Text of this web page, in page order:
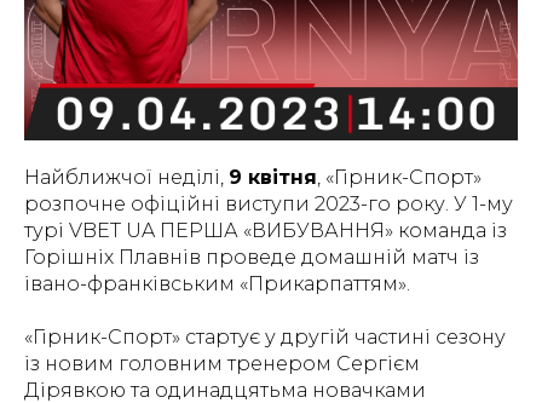
Найближчої неділі, 9 квітня, «Гірник-Спорт»
розпочне офіційні виступи 2023-го року. У 1-му
турі VBET UA ПЕРША «ВИБУВАННЯ» команда із
Горішніх Плавнів проведе домашній матч із
івано-франківським «Прикарпаттям».
«Гірник-Спорт» стартує у другій частині сезону
із новим головним тренером Сергієм
Дірявкою та одинадцятьма новачками